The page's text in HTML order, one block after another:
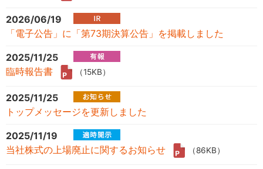
2026/06/19
「電子公告」に「第73期決算公告」を掲載しました
2025/11/25
臨時報告書
（15KB）
2025/11/25
トップメッセージを更新しました
2025/11/19
当社株式の上場廃止に関するお知らせ
（86KB）